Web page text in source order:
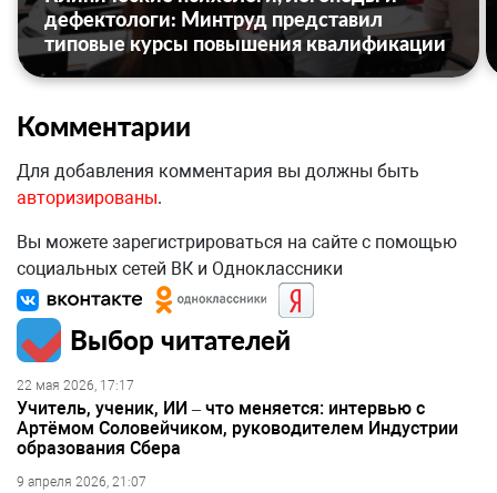
дефектологи: Минтруд представил
типовые курсы повышения квалификации
Комментарии
Для добавления комментария вы должны быть
авторизированы.
Вы можете зарегистрироваться на сайте с помощью
социальных сетей ВК и Одноклассники
Выбор читателей
22 мая 2026, 17:17
Учитель, ученик, ИИ – что меняется: интервью с
Артёмом Соловейчиком, руководителем Индустрии
образования Сбера
9 апреля 2026, 21:07